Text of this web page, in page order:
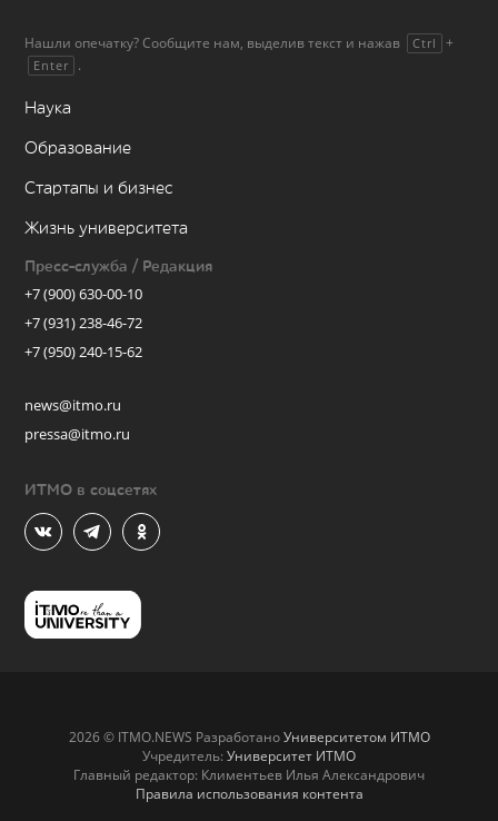
Нашли опечатку? Сообщите нам, выделив текст и нажав Ctrl +
Enter .
Наука
Образование
Стартапы и бизнес
Жизнь университета
Пресс-служба / Редакция
+7 (900) 630-00-10
+7 (931) 238-46-72
+7 (950) 240-15-62
news@itmo.ru
pressa@itmo.ru
ИТМО в соцсетях
2026 © ITMO.NEWS РазработаноУниверситетом ИТМО
Учредитель: Университет ИТМО
Главный редактор: Климентьев Илья Александрович
Правила использования контента